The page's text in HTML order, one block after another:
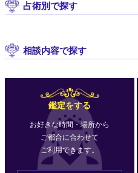
占術別で探す
相談内容で探す
鑑定をする
お好きな時間・場所から
ご都合に合わせて
ご利用できます。